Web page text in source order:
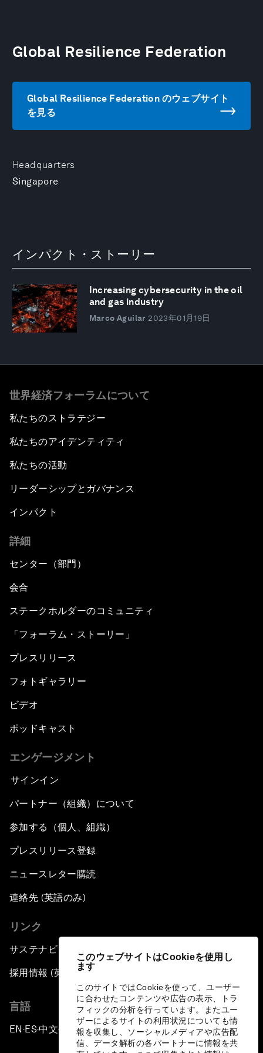
このウェブサイトはCookieを使用し
ます
このサイトではCookieを使って、ユーザー
に合わせたコンテンツや広告の表示、トラ
フィックの分析を行っています。またユー
ザーによるサイトの利用状況についても情
報を収集し、ソーシャルメディアや広告配
信、データ解析の各パートナーに情報を共
Headquarters
Singapore
Global Resilience Federation
Global Resilience Federation のウェブサイト
を見る
インパクト・ストーリー
Increasing cybersecurity in the oil
and gas industry
Marco Aguilar 2023年01月19日
世界経済フォーラムについて
私たちのストラテジー
私たちのアイデンティティ
私たちの活動
リーダーシップとガバナンス
インパクト
詳細
センター（部門）
会合
ステークホルダーのコミュニティ
「フォーラム・ストーリー」
プレスリリース
フォトギャラリー
ビデオ
ポッドキャスト
エンゲージメント
サインイン
パートナー（組織）について
参加する（個人、組織）
プレスリリース登録
ニュースレター購読
連絡先 (英語のみ)
リンク
サステナビリティへの取り組み
採用情報 (英語のみ)
言語
EN ▪ES▪中文▪ 日本語